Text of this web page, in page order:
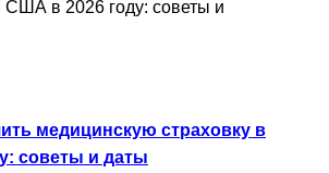
медицинскую страховку в
советы и даты